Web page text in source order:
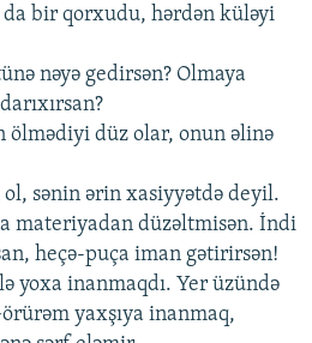
da bir qorxudu, hərdən küləyi
nəyə gedirsən? Olmaya
ölmədiyi düz olar, onun əlinə
ol, sənin ərin xasiyyətdə deyil.
materiyadan düzəltmisən. İndi
heçə-puça iman gətirirsən!
yoxa inanmaqdı. Yer üzündə
yaxşıya inanmaq,